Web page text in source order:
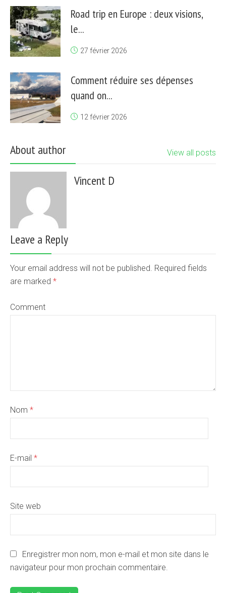
Road trip en Europe : deux visions,
le...
27 février 2026
Comment réduire ses dépenses
quand on...
12 février 2026
About author View all posts
Vincent D
Leave a Reply
Your email address will not be published. Required fields
are marked *
Comment
Nom *
E-mail *
Site web
Enregistrer mon nom, mon e-mail et mon site dans le
navigateur pour mon prochain commentaire.